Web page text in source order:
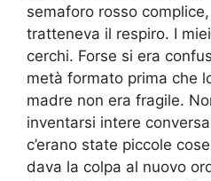
semaforo rosso
tratteneva il respiro. I
cerchi. Forse si era
metà formato prima che
madre non era fragile.
inventarsi intere
c’erano state piccole
dava la colpa al nuovo